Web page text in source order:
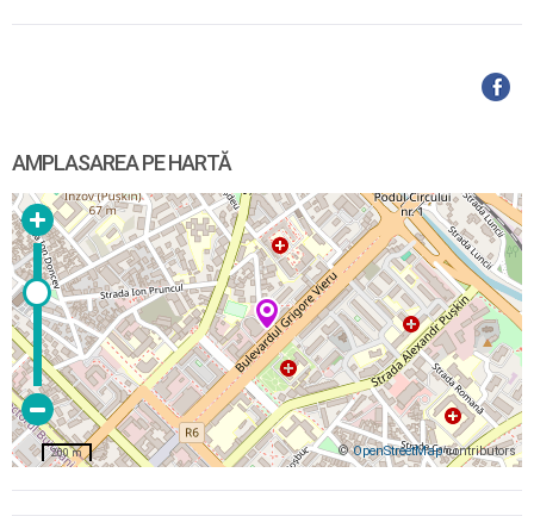
AMPLASAREA PE HARTĂ
©OpenStreetMapcontributors
200 m